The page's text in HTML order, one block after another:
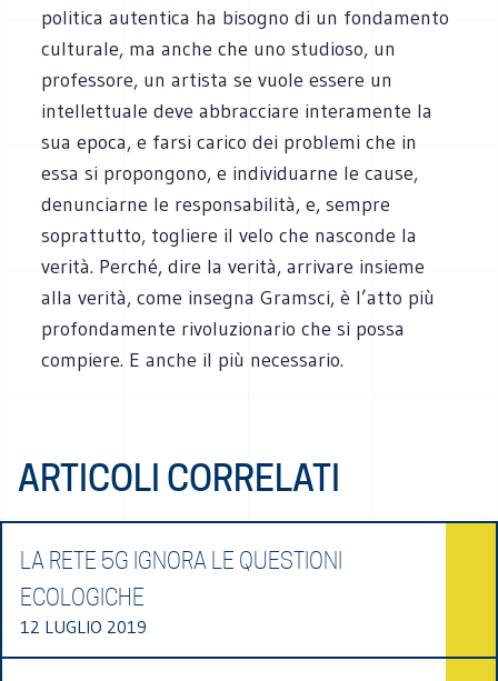
politica autentica ha bisogno di un fondamento
culturale, ma anche che uno studioso, un
professore, un artista se vuole essere un
intellettuale deve abbracciare interamente la
sua epoca, e farsi carico dei problemi che in
essa si propongono, e individuarne le cause,
denunciarne le responsabilità, e, sempre
soprattutto, togliere il velo che nasconde la
verità. Perché, dire la verità, arrivare insieme
alla verità, come insegna Gramsci, è l’atto più
profondamente rivoluzionario che si possa
compiere. E anche il più necessario.
ARTICOLI CORRELATI
LA RETE 5G IGNORA LE QUESTIONI
ECOLOGICHE
12 LUGLIO 2019